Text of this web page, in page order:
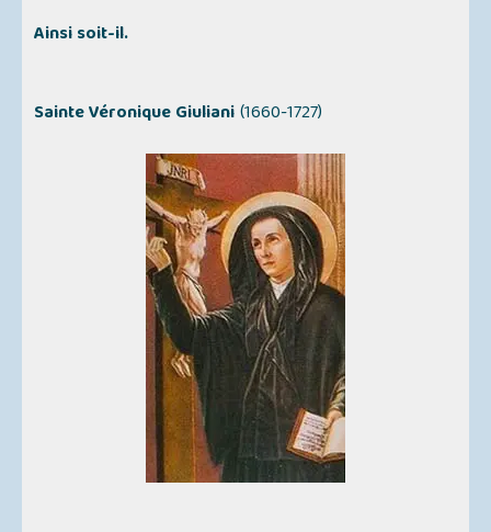
Ainsi soit-il.
Sainte Véronique Giuliani(1660-1727)